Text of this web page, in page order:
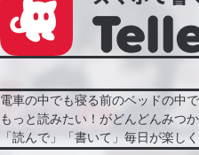
電車の中でも寝る前のベッドの中
もっと読みたい！がどんどんみつか
「読んで」「書いて」毎日が楽し